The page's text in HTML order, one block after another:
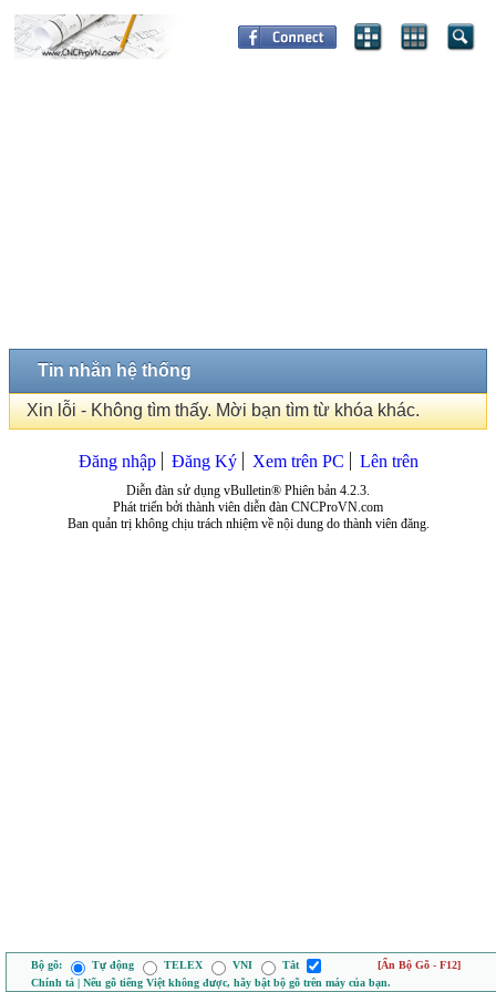
Tin nhắn hệ thống
Xin lỗi - Không tìm thấy. Mời bạn tìm từ khóa khác.
Đăng nhập Đăng Ký Xem trên PC Lên trên
Diễn đàn sử dụng vBulletin® Phiên bản 4.2.3.
Phát triển bởi thành viên diễn đàn CNCProVN.com
Ban quản trị không chịu trách nhiệm về nội dung do thành viên đăng.
Bộ gõ: Tự động TELEX VNI Tắt
[Ẩn Bộ Gõ - F12]
Chính tả | Nếu gõ tiếng Việt không được, hãy bật bộ gõ trên máy của bạn.